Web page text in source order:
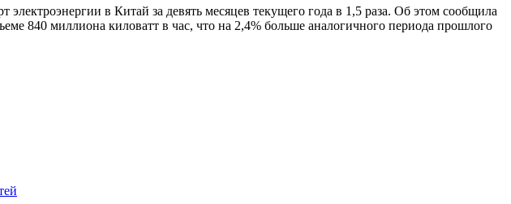
в Китай за девять месяцев текущего года в 1,5 раза. Об этом сообщила
840 миллиона киловатт в час, что на 2,4% больше аналогичного периода прошлого